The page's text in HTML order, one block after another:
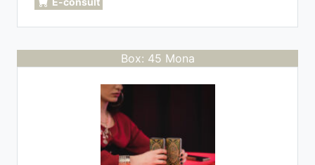
Box: 45 Mona